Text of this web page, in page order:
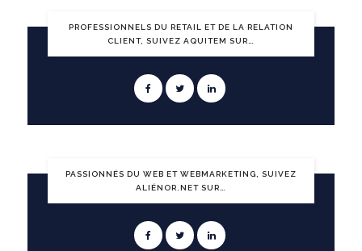
PROFESSIONNELS DU RETAIL ET DE LA RELATION
CLIENT, SUIVEZ AQUITEM SUR…
PASSIONNÉS DU WEB ET WEBMARKETING, SUIVEZ
ALIÉNOR.NET SUR…